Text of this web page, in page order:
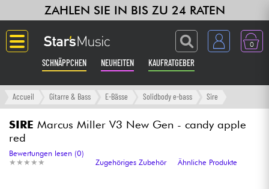
ZAHLEN SIE IN BIS ZU 24 RATEN
0
SCHNÄPPCHEN NEUHEITEN KAUFRATGEBER
Langue
Gitarre & Bass
Verstärker & Effekte
Accueil Gitarre & Bass E-Bässe Solidbody e-bass Sire
SIRE Marcus Miller V3 New Gen - candy apple
red
★ ★ ★ ★ ★
★ ★ ★ ★ ★
Bewertungen lesen (0)
Zugehöriges Zubehör
Ähnliche Produkte